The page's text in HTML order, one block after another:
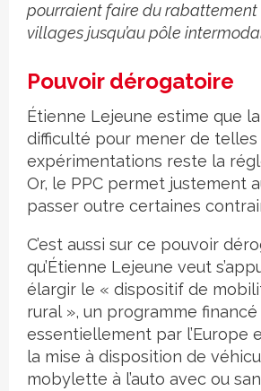
pourraient faire du rabattement
villages jusqu’au pôle
Pouvoir dérogatoire
Étienne Lejeune estime que
difficulté pour mener de telles
expérimentations reste la
Or, le PPC permet justement
passer outre certaines
C’est aussi sur ce pouvoir
qu’Étienne Lejeune veut
élargir le « dispositif de
rural », un programme financé
essentiellement par l’Europe
la mise à disposition de
mobylette à l’auto avec ou